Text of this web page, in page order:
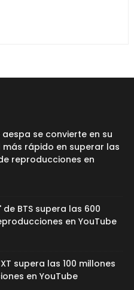
aespa se convierte en su
más rápido en superar las
reproducciones en
de BTS supera las 600
en YouTube
supera las 100 millones
en YouTube